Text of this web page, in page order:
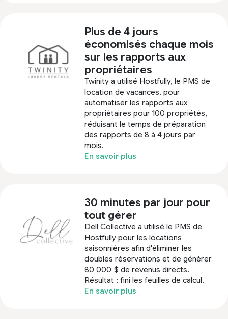
Plus de 4 jours
économisés chaque mois
sur les rapports aux
propriétaires
Twinity a utilisé Hostfully, le PMS de
location de vacances, pour
automatiser les rapports aux
propriétaires pour 100 propriétés,
réduisant le temps de préparation
des rapports de 8 à 4 jours par
mois.
En savoir plus
30 minutes par jour pour
tout gérer
Dell Collective a utilisé le PMS de
Hostfully pour les locations
saisonnières afin d'éliminer les
doubles réservations et de générer
80 000 $ de revenus directs.
Résultat : fini les feuilles de calcul.
En savoir plus